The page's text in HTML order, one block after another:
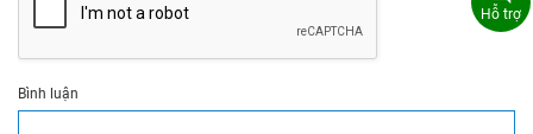
Bình luận
Hỗ trợ